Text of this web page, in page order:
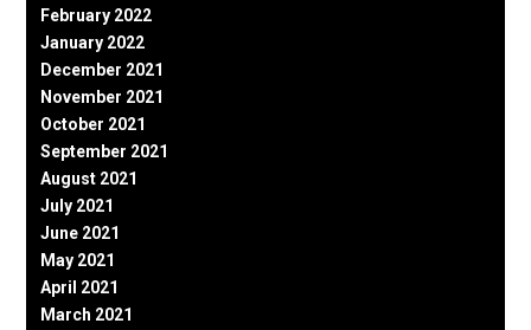
February 2022
January 2022
December 2021
November 2021
October 2021
September 2021
August 2021
July 2021
June 2021
May 2021
April 2021
March 2021